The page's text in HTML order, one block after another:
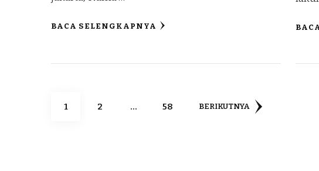
BACA SELENGKAPNYA
1 2 … 58 BERIKUTNYA